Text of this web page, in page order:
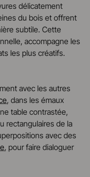
délicatement
du bois et offrent
subtile. Cette
accompagne les
les plus créatifs.
avec les autres
, dans les émaux
table contrastée,
rectangulaires de la
avec des
, pour faire dialoguer